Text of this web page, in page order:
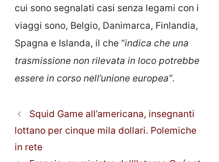
cui sono segnalati casi senza legami con i
viaggi sono, Belgio, Danimarca, Finlandia,
Spagna e Islanda, il che “indica che una
trasmissione non rilevata in loco potrebbe
essere in corso nell’unione europea”.
Squid Game all’americana, insegnanti
lottano per cinque mila dollari. Polemiche
in rete